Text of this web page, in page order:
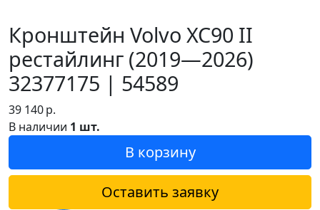
Кронштейн Volvo XC90 II
рестайлинг (2019—2026)
32377175 | 54589
39 140р.
В наличии 1 шт.
В корзину
Оставить заявку